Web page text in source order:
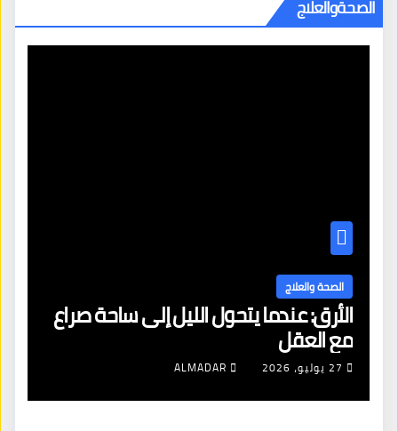
الصحةوالعلاج
الصحة والعلاج
الأرق: عندما يتحول الليل إلى ساحة صراع
مع العقل
27 يوليو، 2026 ALMADAR